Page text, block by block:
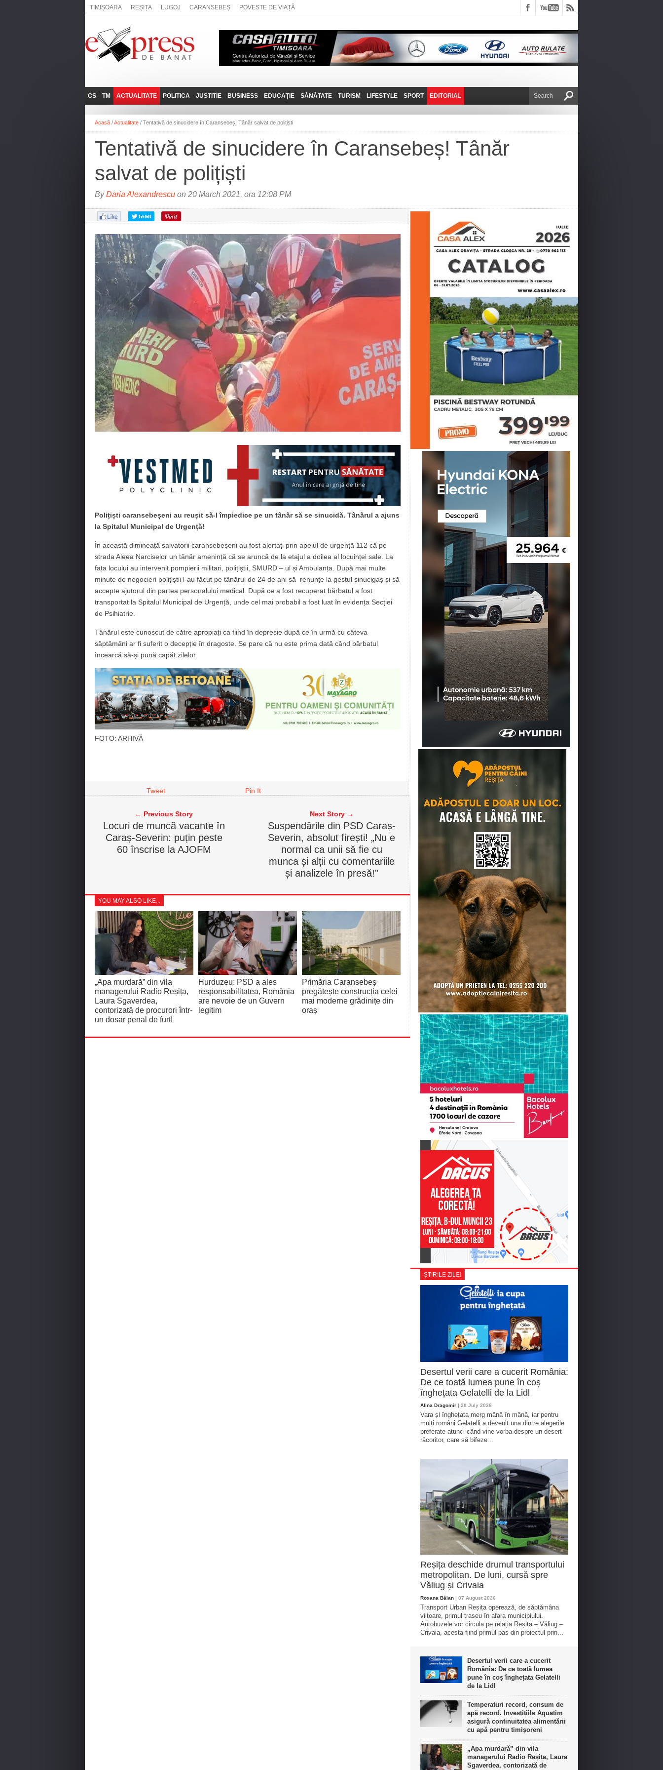
TIMIȘOARA REȘIȚA LUGOJ CARANSEBEȘ POVESTE DE VIAȚĂ
CS
REȘIȚA
CARANSEBEȘ
ANINA
BOCŞA
ORAVIȚA
OȚELU ROŞU
TM
LUGOJ
TIMIȘOARA
ACTUALITATE
ADMINISTRATIE
NAȚIONAL
SOCIAL
POLITICA
EXPRESSLIVE
INTERVIURILE
JUSTITIE BUSINESS
JOB-URI
TEHNIT
EDUCAȚIE SĂNĂTATE TURISM
PRIN MUNȚII
FANTASTICUL BANAT
LIFESTYLE
POVESTE DE VIAȚĂ
SPORT EDITORIAL
DE VICTOR NAFIRU
Acasă /Actualitate / Tentativă de sinucidere în Caransebeș! Tânăr salvat de polițiști
Tentativă de sinucidere în Caransebeș! Tânăr
salvat de polițiști
ByDaria Alexandrescu on 20 March 2021, ora 12:08 PM
Polițiști caransebeșeni au reușit să-l împiedice pe un tânăr să se sinucidă. Tânărul a ajuns
la Spitalul Municipal de Urgență!
În această dimineață salvatorii caransebeșeni au fost alertați prin apelul de urgență 112 că pe
strada Aleea Narciselor un tânăr amenință că se aruncă de la etajul a doilea al locuinței sale. La
fața locului au intervenit pompierii militari, polițiștii, SMURD – ul și Ambulanța. După mai multe
minute de negocieri polițiștii l-au făcut pe tânărul de 24 de ani să renunțe la gestul sinucigaș și să
accepte ajutorul din partea personalului medical. După ce a fost recuperat bărbatul a fost
transportat la Spitalul Municipal de Urgență, unde cel mai probabil a fost luat în evidența Secției
de Psihiatrie.
Tânărul este cunoscut de către apropiați ca fiind în depresie după ce în urmă cu câteva
săptămâni ar fi suferit o decepție în dragoste. Se pare că nu este prima dată când bărbatul
încearcă să-și pună capăt zilelor.
FOTO: ARHIVĂ
Tweet Pin It
← Previous Story
Locuri de muncă vacante în
Caraș-Severin: puțin peste
60 înscrise la AJOFM
Next Story →
Suspendările din PSD Caraș-
Severin, absolut firești! „Nu e
normal ca unii să fie cu
munca și alții cu comentariile
și analizele în presă!”
YOU MAY ALSO LIKE...
„Apa murdară” din vila
managerului Radio Reșița,
Laura Sgaverdea,
contorizată de procurori într-
un dosar penal de furt!
Hurduzeu: PSD a ales
responsabilitatea, România
are nevoie de un Guvern
legitim
Primăria Caransebeș
pregătește construcția celei
mai moderne grădinițe din
oraș
ȘTIRILE ZILEI
Desertul verii care a cucerit România:
De ce toată lumea pune în coș
înghețata Gelatelli de la Lidl
Alina Dragomir | 28 July 2026
Vara și înghețata merg mână în mână, iar pentru
mulți români Gelatelli a devenit una dintre alegerile
preferate atunci când vine vorba despre un desert
răcoritor, care să bifeze...
Reșița deschide drumul transportului
metropolitan. De luni, cursă spre
Văliug și Crivaia
Roxana Bălan | 07 August 2026
Transport Urban Reșița operează, de săptămâna
viitoare, primul traseu în afara municipiului.
Autobuzele vor circula pe relația Reșița – Văliug –
Crivaia, acesta fiind primul pas din proiectul prin...
Desertul verii care a cucerit
România: De ce toată lumea
pune în coș înghețata Gelatelli
de la Lidl
Temperaturi record, consum de
apă record. Investițiile Aquatim
asigură continuitatea alimentării
cu apă pentru timișoreni
„Apa murdară” din vila
managerului Radio Reșița, Laura
Sgaverdea, contorizată de